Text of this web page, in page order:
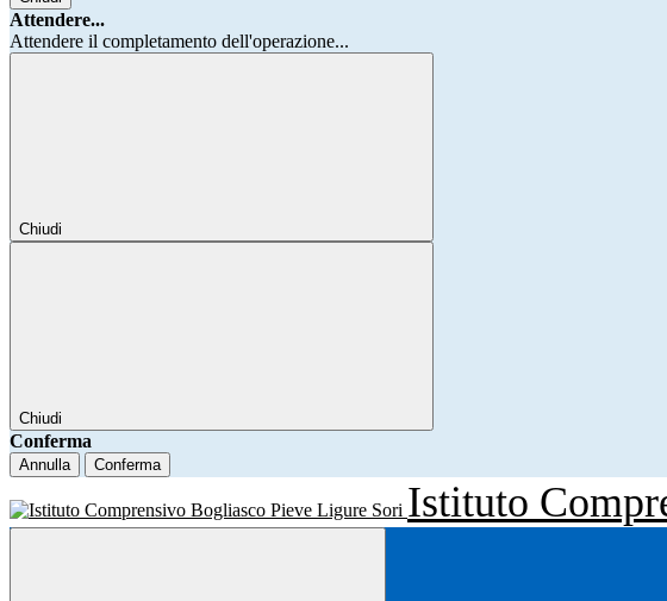
Attendere...
Attendere il completamento dell'operazione...
Chiudi
Chiudi
Conferma
Annulla Conferma
Istituto